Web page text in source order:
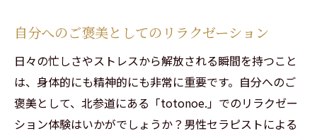
自分へのご褒美としてのリラクゼーション
日々の忙しさやストレスから解放される瞬間を持つこと
は、身体的にも精神的にも非常に重要です。自分へのご
褒美として、北参道にある「totonoe.」でのリラクゼー
ション体験はいかがでしょうか？男性セラピストによる